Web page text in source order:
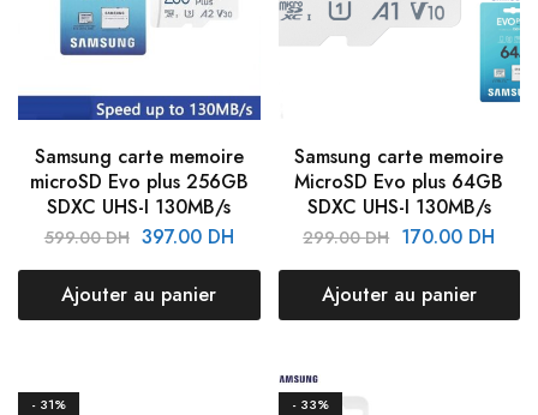
Samsung carte memoire
microSD Evo plus 256GB
SDXC UHS-I 130MB/s
599.00DH 397.00 DH
Ajouter au panier
Samsung carte memoire
MicroSD Evo plus 64GB
SDXC UHS-I 130MB/s
299.00DH 170.00 DH
Ajouter au panier
- 31% - 33%